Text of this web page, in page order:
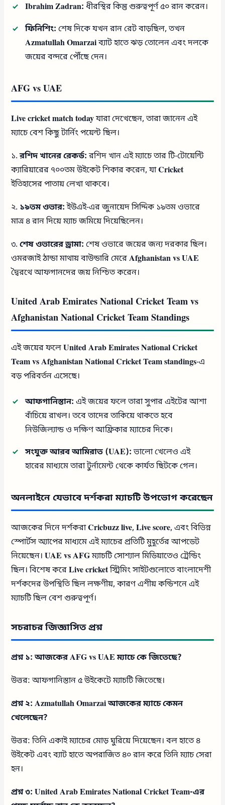
Ibrahim Zadran: ধীরস্থির কিন্তু গুরুত্বপূর্ণ ৫০ রান করেন।
ফিনিশিং: শেষ দিকে যখন রান রেট বাড়ছিল, তখন
Azmatullah Omarzaiব্যাট হাতে ঝড় তোলেন এবং দলকে
জয়ের বন্দরে পৌঁছে দেন।
AFG vs UAE
Live cricket match todayযারা দেখেছেন, তারা জানেন এই
ম্যাচে বেশ কিছু টার্নিং পয়েন্ট ছিল।
১.রশিদ খানের রেকর্ড:রশিদ খান এই ম্যাচে তার টি-টোয়েন্টি
ক্যারিয়ারের ৭০০তম উইকেট শিকার করেন, যাCricket
ইতিহাসের পাতায় লেখা থাকবে।
২. ১৯তম ওভার:ইউএই-এর জুনায়েদ সিদ্দিক ১৯তম ওভারে
মাত্র ৪ রান দিয়ে ম্যাচ জমিয়ে দিয়েছিলেন।
৩.শেষ ওভারের ড্রামা: শেষ ওভারে জয়ের জন্য দরকার ছিল।
ওমরজাই ঠান্ডা মাথায় বাউন্ডারি মেরেAfghanistan vs UAE
দ্বৈরথে আফগানদের জয় নিশ্চিত করেন।
United Arab Emirates National Cricket Team vs
Afghanistan National Cricket Team Standings
এই জয়ের ফলেUnited Arab Emirates National Cricket
Team vs Afghanistan National Cricket Team standings-এ
বড় পরিবর্তন এসেছে।
আফগানিস্তান: এই জয়ের ফলে তারা সুপার এইটের আশা
বাঁচিয়ে রাখল। তবে তাদের তাকিয়ে থাকতে হবে
নিউজিল্যান্ড ও দক্ষিণ আফ্রিকার ম্যাচের দিকে।
সংযুক্ত আরব আমিরাত (UAE):ভালো খেলেও এই
হারের মাধ্যমে তারা টুর্নামেন্ট থেকে কার্যত ছিটকে গেল।
অনলাইনে যেভাবে দর্শকরা ম্যাচটি উপভোগ করেছেন
আজকের দিনে দর্শকরাCricbuzz live,Live score, এবং বিভিন্ন
স্পোর্টস অ্যাপের মাধ্যমে এই ম্যাচের প্রতিটি মুহূর্তের আপডেট
নিয়েছেন।UAE vs AFGম্যাচটি সোশ্যাল মিডিয়াতেও ট্রেন্ডিং
ছিল। বিশেষ করেLive cricketস্ট্রিমিং সাইটগুলোতে বাংলাদেশী
দর্শকদের উপস্থিতি ছিল লক্ষণীয়, কারণ এশীয় কন্ডিশনে এই
ম্যাচটি ছিল বেশ গুরুত্বপূর্ণ।
সচরাচর জিজ্ঞাসিত প্রশ্ন
প্রশ্ন ১: আজকের AFG vs UAE ম্যাচে কে জিতেছে?
উত্তর: আফগানিস্তান ৫ উইকেটে ম্যাচটি জিতেছে।
প্রশ্ন ২: Azmatullah Omarzai আজকের ম্যাচে কেমন
খেলেছেন?
উত্তর: তিনি একাই ম্যাচের মোড় ঘুরিয়ে দিয়েছেন। বল হাতে ৪
উইকেট এবং ব্যাট হাতে অপরাজিত ৪০ রান করে তিনি ম্যাচ সেরা
হন।
প্রশ্ন ৩: United Arab Emirates National Cricket Team-এর